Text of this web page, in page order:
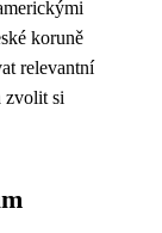
koruně
relevantní
zvolit si